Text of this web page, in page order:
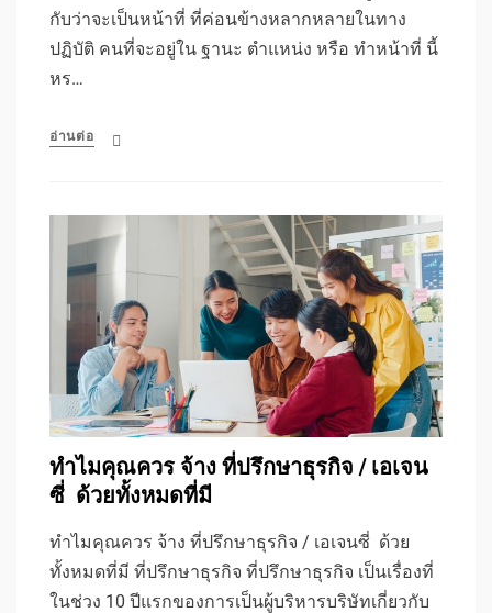
กับว่าจะเป็นหน้าที่ ที่ค่อนข้างหลากหลายในทาง
ปฏิบัติ คนที่จะอยู่ใน ฐานะ ตำแหน่ง หรือ ทำหน้าที่ นี้
หร…
อ่านต่อ
ทำไมคุณควร จ้าง ที่ปรึกษาธุรกิจ / เอเจน
ซี่ ด้วยทั้งหมดที่มี
ทำไมคุณควร จ้าง ที่ปรึกษาธุรกิจ / เอเจนซี่ ด้วย
ทั้งหมดที่มี ที่ปรึกษาธุรกิจ ที่ปรึกษาธุรกิจ เป็นเรื่องที่
ในช่วง 10 ปีแรกของการเป็นผู้บริหารบริษัทเกี่ยวกับ